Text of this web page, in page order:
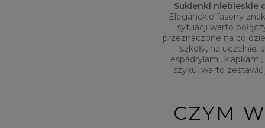
Sukienki niebieskie
Eleganckie fasony
sytuacji warto
przeznaczone na co
szkoły, na
espadrylami,
szyku, warto
CZYM